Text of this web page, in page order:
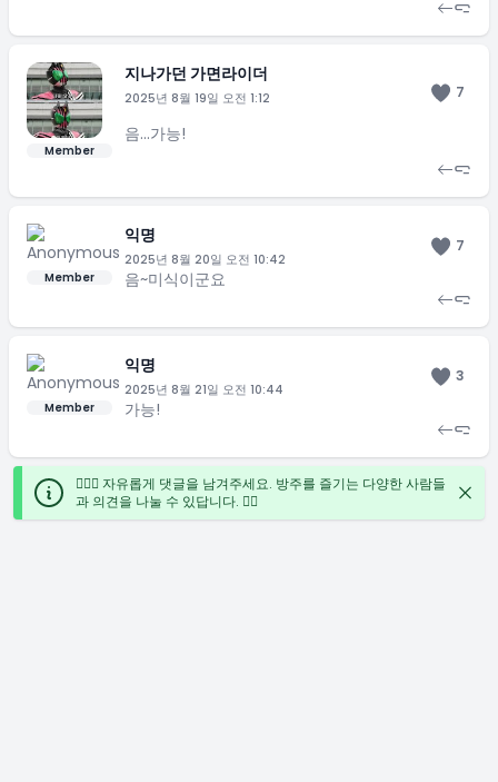
Member
지나가던 가면라이더
2025년 8월 19일 오전 1:12 7
음...가능!
Member
익명
2025년 8월 20일 오전 10:42
7
음~미식이군요
Member
익명
2025년 8월 21일 오전 10:44
3
가능!
🙋🏻‍♀️ 자유롭게 댓글을 남겨주세요. 방주를 즐기는 다양한 사람들
과 의견을 나눌 수 있답니다. ✍🏻